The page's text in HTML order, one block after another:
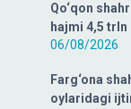
Qo‘qon
hajmi 4,5 trln
06/08/2026
Farg‘ona
oylaridagi